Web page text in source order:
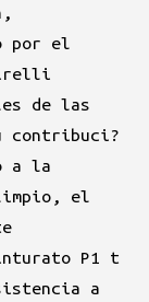
por el
de las
contribuci?
a la
el
P1 t
a